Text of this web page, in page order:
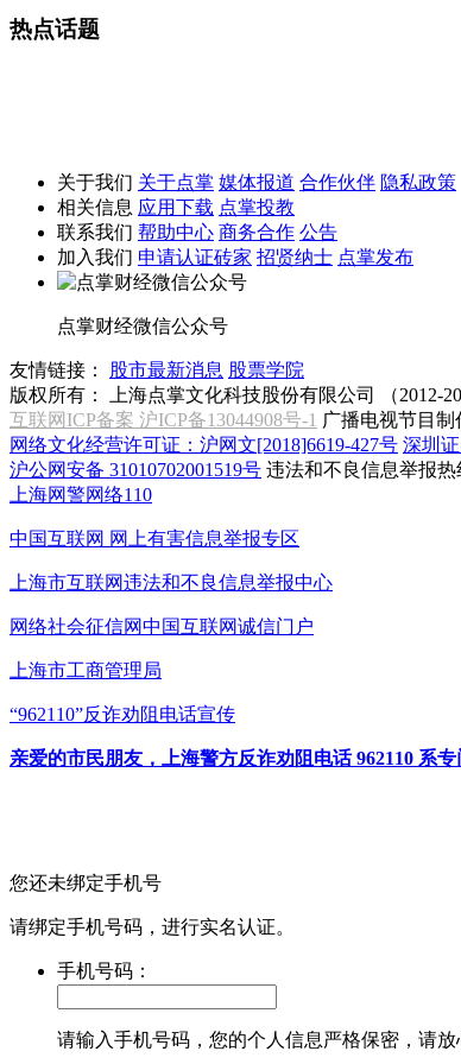
热点话题
关于我们 关于点掌 媒体报道 合作伙伴 隐私政策
相关信息 应用下载 点掌投教
联系我们 帮助中心 商务合作 公告
加入我们 申请认证砖家 招贤纳士 点掌发布
点掌财经微信公众号
友情链接： 股市最新消息 股票学院
版权所有：
上海点掌文化科技股份有限公司 （2012-
互联网ICP备案 沪ICP备13044908号-1 广播电视节目
网络文化经营许可证：沪网文[2018]6619-427号 深圳
沪公网安备 31010702001519号 违法和不良信息举报热
上海网警网络110
中国互联网 网上有害信息举报专区
上海市互联网违法和不良信息举报中心
网络社会征信网中国互联网诚信门户
上海市工商管理局
“962110”反诈劝阻电话宣传
亲爱的市民朋友，上海警方反诈劝阻电话 962110 系
您还未绑定手机号
请绑定手机号码，进行实名认证。
手机号码：
请输入手机号码，您的个人信息严格保密，请放